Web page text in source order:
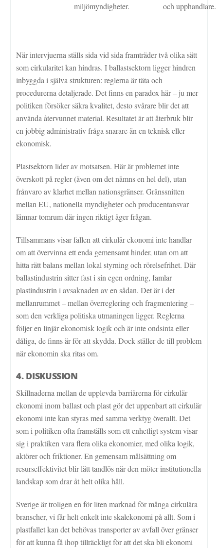
miljömyndigheter.
och upphandlare.
När intervjuerna ställs sida vid sida framträder två olika sätt
som cirkularitet kan hindras. I ballastsektorn ligger hindren
inbyggda i själva strukturen: reglerna är täta och
procedurerna detaljerade. Det finns en paradox här – ju mer
politiken försöker säkra kvalitet, desto svårare blir det att
använda återvunnet material. Resultatet är att återbruk blir
en jobbig administrativ fråga snarare än en teknisk eller
ekonomisk.
Plastsektorn lider av motsatsen. Här är problemet inte
överskott på regler (även om det nämns en hel del), utan
frånvaro av klarhet mellan nationsgränser. Gränssnitten
mellan EU, nationella myndigheter och producentansvar
lämnar tomrum där ingen riktigt äger frågan.
Tillsammans visar fallen att cirkulär ekonomi inte handlar
om att övervinna ett enda gemensamt hinder, utan om att
hitta rätt balans mellan lokal styrning och rörelsefrihet. Där
ballastindustrin sitter fast i sin egen ordning, famlar
plastindustrin i avsaknaden av en sådan. Det är i det
mellanrummet – mellan överreglering och fragmentering –
som den verkliga politiska utmaningen ligger. Reglerna
följer en linjär ekonomisk logik och är inte ondsinta eller
dåliga, de finns är för att skydda. Dock ställer de till problem
när ekonomin ska ritas om.
4. DISKUSSION
Skillnaderna mellan de upplevda barriärerna för cirkulär
ekonomi inom ballast och plast gör det uppenbart att cirkulär
ekonomi inte kan styras med samma verktyg överallt. Det
som i politiken ofta framställs som ett enhetligt system visar
sig i praktiken vara flera olika ekonomier, med olika logik,
aktörer och friktioner. En gemensam målsättning om
resurseffektivitet blir lätt tandlös när den möter institutionella
landskap som drar åt helt olika håll.
Sverige är troligen en för liten marknad för många cirkulära
branscher, vi får helt enkelt inte skalekonomi på allt. Som i
plastfallet kan det behövas transporter av avfall över gränser
för att kunna få ihop tillräckligt för att det ska bli ekonomi